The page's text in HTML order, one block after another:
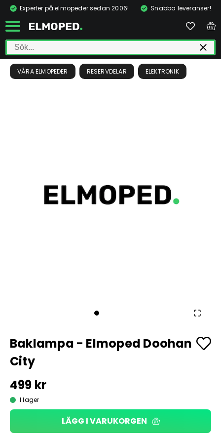
Experter på elmopeder sedan 2006! Snabba leveranser!
VÅRA ELMOPEDER RESERVDELAR ELEKTRONIK
Baklampa - Elmoped Doohan
City
499 kr
I lager
LÄGG I VARUKORGEN